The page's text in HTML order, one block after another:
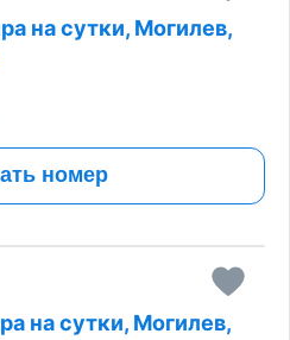
на сутки, Могилев,
номер
на сутки, Могилев,